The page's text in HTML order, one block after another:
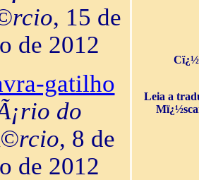
, 15 de
de 2012
gatilho
do
, 8 de
de 2012
Leia a